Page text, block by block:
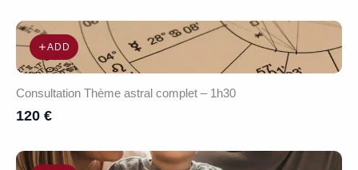
ADD
Consultation Thème astral complet – 1h30
120 €